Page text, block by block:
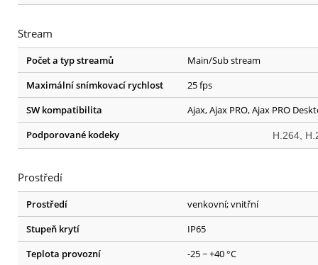
Stream
Počet a typ streamů
Main/Sub stream
Maximální snímkovací rychlost
25 fps
SW kompatibilita
Ajax, Ajax PRO, Ajax PRO
Podporované kodeky
H.264,
Prostředí
Prostředí
venkovní; vnitřní
Stupeň krytí
IP65
Teplota provozní
-25 ~ +40 °C